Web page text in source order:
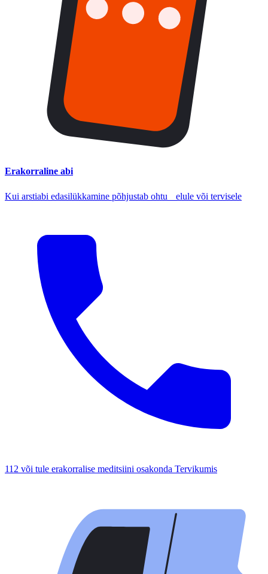
Erakorraline abi
Kui arstiabi edasilükkamine põhjustab ohtu elule või tervisele
112 või tule erakorralise meditsiini osakonda Tervikumis